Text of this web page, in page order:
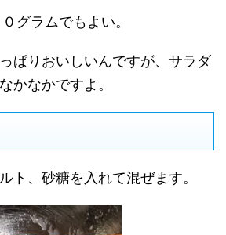
グラムでもよい。
ぱりおいしいんですが、サラダ
かなかですよ。
ト、砂糖を入れて混ぜます。